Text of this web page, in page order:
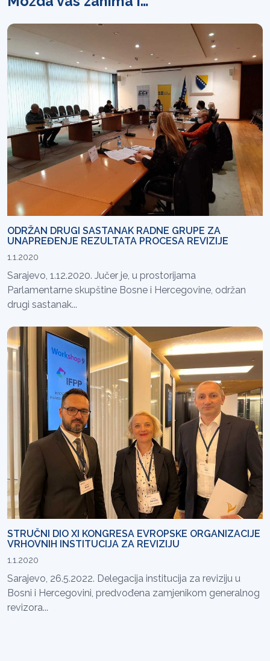
ODRŽAN DRUGI SASTANAK RADNE GRUPE ZA
UNAPREĐENJE REZULTATA PROCESA REVIZIJE
1.1.2020
Sarajevo, 1.12.2020. Jučer je, u prostorijama
Parlamentarne skupštine Bosne i Hercegovine, održan
drugi sastanak...
STRUČNI DIO XI KONGRESA EVROPSKE ORGANIZACIJE
VRHOVNIH INSTITUCIJA ZA REVIZIJU
1.1.2020
Sarajevo, 26.5.2022. Delegacija institucija za reviziju u
Bosni i Hercegovini, predvođena zamjenikom generalnog
revizora...